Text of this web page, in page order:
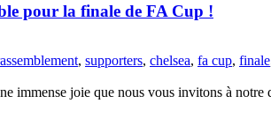
pour la finale de FA Cup !
, supporters, chelsea, fa cup, finale
immense joie que nous vous invitons à